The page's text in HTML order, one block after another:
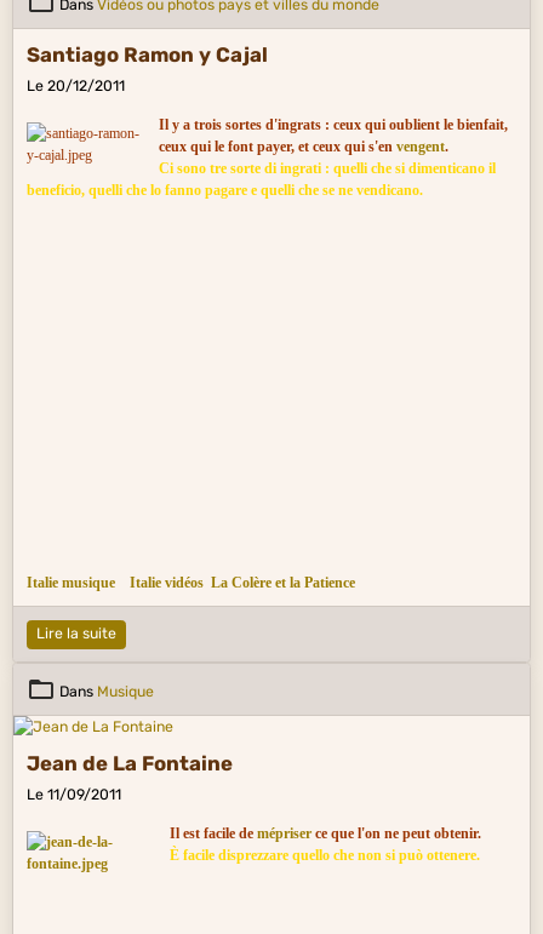
Dans Vidéos ou photos pays et villes du monde
Santiago Ramon y Cajal
Le 20/12/2011
Il y a trois sortes d'ingrats : ceux qui oublient le bienfait,
ceux qui le font payer, et ceux qui s'en vengent.
Ci sono tre sorte di ingrati : quelli che si dimenticano il
beneficio, quelli che lo fanno pagare e quelli che se ne vendicano.
Italie musique Italie vidéos La Colère et la Patience
Lire la suite
Dans Musique
Jean de La Fontaine
Le 11/09/2011
Il est facile de mépriserce que l'on ne peut obtenir.
È facile disprezzare quello che non si può ottenere.